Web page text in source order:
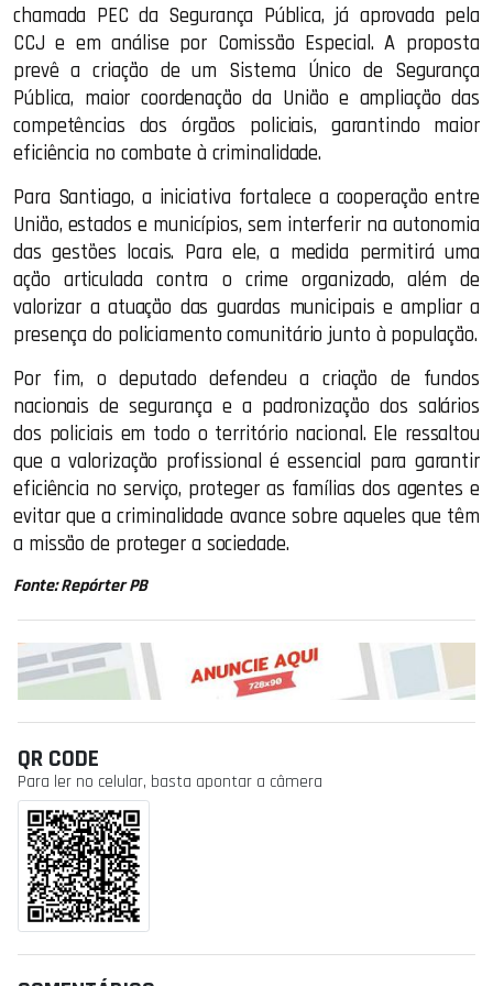
chamada PEC da Segurança Pública, já aprovada pela
CCJ e em análise por Comissão Especial. A proposta
prevê a criação de um Sistema Único de Segurança
Pública, maior coordenação da União e ampliação das
competências dos órgãos policiais, garantindo maior
eficiência no combate à criminalidade.
Para Santiago, a iniciativa fortalece a cooperação entre
União, estados e municípios, sem interferir na autonomia
das gestões locais. Para ele, a medida permitirá uma
ação articulada contra o crime organizado, além de
valorizar a atuação das guardas municipais e ampliar a
presença do policiamento comunitário junto à população.
Por fim, o deputado defendeu a criação de fundos
nacionais de segurança e a padronização dos salários
dos policiais em todo o território nacional. Ele ressaltou
que a valorização profissional é essencial para garantir
eficiência no serviço, proteger as famílias dos agentes e
evitar que a criminalidade avance sobre aqueles que têm
a missão de proteger a sociedade.
Fonte: Repórter PB
QR CODE
Para ler no celular, basta apontar a câmera